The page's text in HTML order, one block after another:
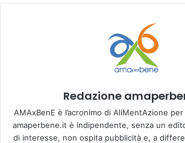
Redazione
AMAxBenE è l’acronimo di AliMentAzione
amaperbene.it è indipendente, senza un
di interesse, non ospita pubblicità e, a